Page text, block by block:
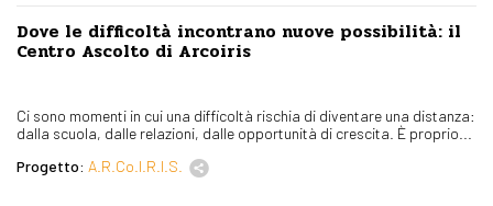
Dove le difficoltà incontrano nuove possibilità: il
Centro Ascolto di Arcoiris
Ci sono momenti in cui una difficoltà rischia di diventare una distanza:
dalla scuola, dalle relazioni, dalle opportunità di crescita. È proprio...
Progetto: A.R.Co.I.R.I.S.